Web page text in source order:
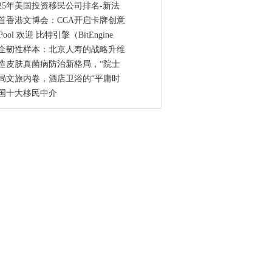
年美国投资移民公司排名-新法
香港文博会：CCA开启卡牌创意
欢迎 比特引擎（BitEngine
韧性样本：北京人寿的战略升维
皮肤真菌病防治新格局，“院士
文旅内卷，酒店卫浴的“平庸时
十大移民中介